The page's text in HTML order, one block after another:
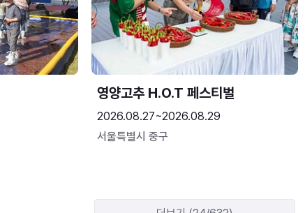
영양고추 H.O.T 페스티벌
2026.08.27~2026.08.29
서울특별시 중구